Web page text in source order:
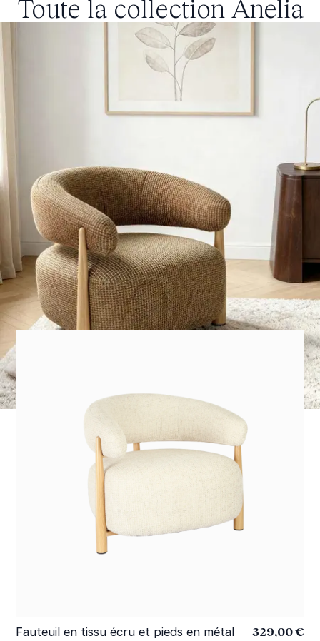
Toute la collection Anelia
Fauteuil en tissu écru et pieds en métal
329,00 €